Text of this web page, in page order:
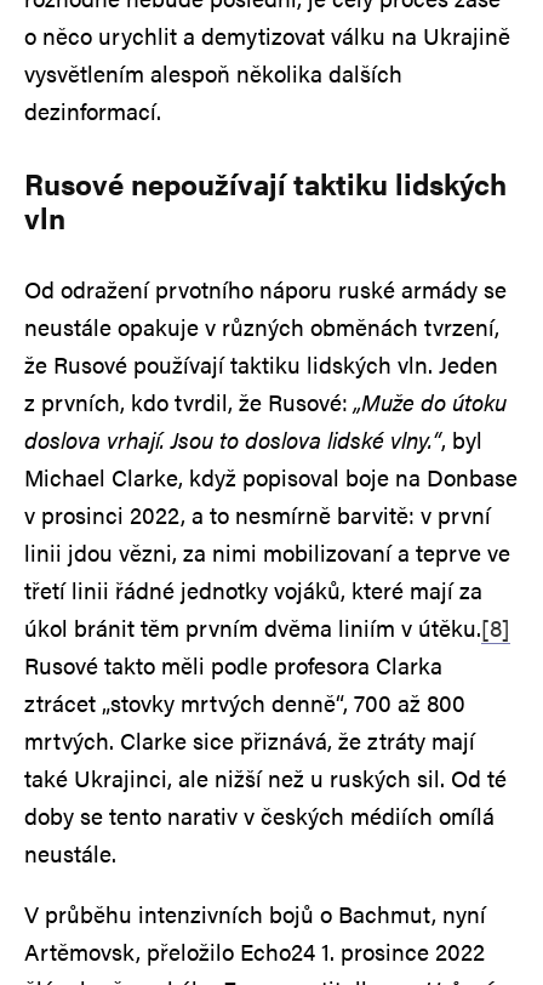
o něco urychlit a demytizovat válku na Ukrajině
vysvětlením alespoň několika dalších
dezinformací.
Rusové nepoužívají taktiku lidských
vln
Od odražení prvotního náporu ruské armády se
neustále opakuje v různých obměnách tvrzení,
že Rusové používají taktiku lidských vln. Jeden
z prvních, kdo tvrdil, že Rusové:„Muže do útoku
doslova vrhají. Jsou to doslova lidské vlny.“, byl
Michael Clarke, když popisoval boje na Donbase
v prosinci 2022, a to nesmírně barvitě: v první
linii jdou vězni, za nimi mobilizovaní a teprve ve
třetí linii řádné jednotky vojáků, které mají za
úkol bránit těm prvním dvěma liniím v útěku.[8]
Rusové takto měli podle profesora Clarka
ztrácet „stovky mrtvých denně“, 700 až 800
mrtvých. Clarke sice přiznává, že ztráty mají
také Ukrajinci, ale nižší než u ruských sil. Od té
doby se tento narativ v českých médiích omílá
neustále.
V průběhu intenzivních bojů o Bachmut, nyní
Artěmovsk, přeložilo Echo24 1. prosince 2022